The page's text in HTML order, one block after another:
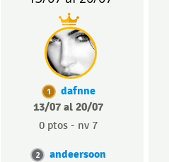
1
dafnne
13/07 al 20/07
0 ptos - nv 7
2 andeersoon